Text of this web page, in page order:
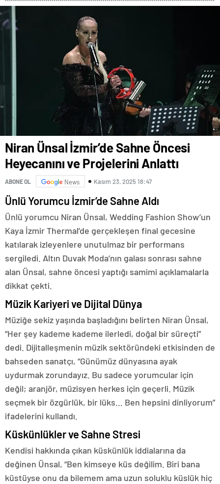
Niran Ünsal İzmir’de Sahne Öncesi
Heyecanını ve Projelerini Anlattı
ABONE OL News Kasım 23, 2025 18:47
Ünlü Yorumcu İzmir’de Sahne Aldı
Ünlü yorumcu Niran Ünsal, Wedding Fashion Show’un
Kaya İzmir Thermal’de gerçekleşen final gecesine
katılarak izleyenlere unutulmaz bir performans
sergiledi. Altın Duvak Moda’nın galası sonrası sahne
alan Ünsal, sahne öncesi yaptığı samimi açıklamalarla
dikkat çekti.
Müzik Kariyeri ve Dijital Dünya
Müziğe sekiz yaşında başladığını belirten Niran Ünsal,
“Her şey kademe kademe ilerledi, doğal bir süreçti”
dedi. Dijitalleşmenin müzik sektöründeki etkisinden de
bahseden sanatçı, “Günümüz dünyasına ayak
uydurmak zorundayız. Bu sadece yorumcular için
değil; aranjör, müzisyen herkes için geçerli. Müzik
seçmek bir özgürlük, bir lüks… Ben hepsini dinliyorum”
ifadelerini kullandı.
Küskünlükler ve Sahne Stresi
Kendisi hakkında çıkan küskünlük iddialarına da
değinen Ünsal, “Ben kimseye küs değilim. Biri bana
küstüyse onu da bilemem ama uzun soluklu küslük hiç